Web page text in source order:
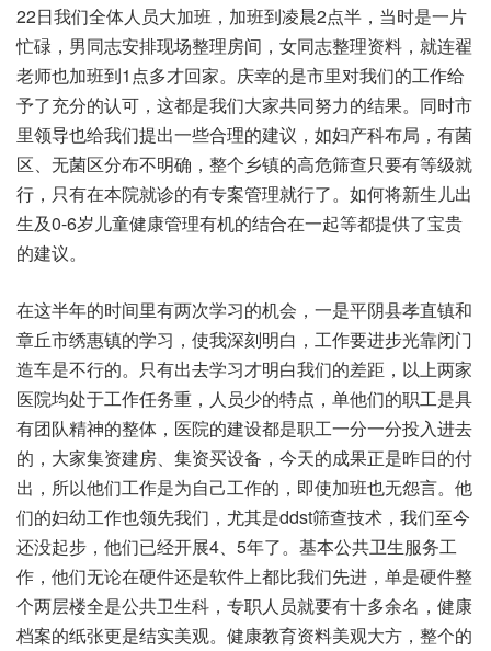
22日我们全体人员大加班，加班到凌晨2点半，当时是一片
忙碌，男同志安排现场整理房间，女同志整理资料，就连翟
老师也加班到1点多才回家。庆幸的是市里对我们的工作给
予了充分的认可，这都是我们大家共同努力的结果。同时市
里领导也给我们提出一些合理的建议，如妇产科布局，有菌
区、无菌区分布不明确，整个乡镇的高危筛查只要有等级就
行，只有在本院就诊的有专案管理就行了。如何将新生儿出
生及0-6岁儿童健康管理有机的结合在一起等都提供了宝贵
的建议。
在这半年的时间里有两次学习的机会，一是平阴县孝直镇和
章丘市绣惠镇的学习，使我深刻明白，工作要进步光靠闭门
造车是不行的。只有出去学习才明白我们的差距，以上两家
医院均处于工作任务重，人员少的特点，单他们的职工是具
有团队精神的整体，医院的建设都是职工一分一分投入进去
的，大家集资建房、集资买设备，今天的成果正是昨日的付
出，所以他们工作是为自己工作的，即使加班也无怨言。他
们的妇幼工作也领先我们，尤其是ddst筛查技术，我们至今
还没起步，他们已经开展4、5年了。基本公共卫生服务工
作，他们无论在硬件还是软件上都比我们先进，单是硬件整
个两层楼全是公共卫生科，专职人员就要有十多余名，健康
档案的纸张更是结实美观。健康教育资料美观大方，整个的